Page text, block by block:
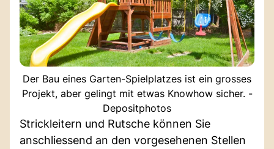
Der Bau eines Garten-Spielplatzes ist ein grosses
Projekt, aber gelingt mit etwas Knowhow sicher. -
Depositphotos
Strickleitern und Rutsche können Sie
anschliessend an den vorgesehenen Stellen